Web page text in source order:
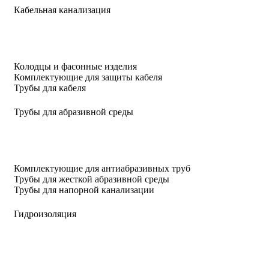
Кабельная канализация
Колодцы и фасонные изделия
Комплектующие для защиты кабеля
Трубы для кабеля
Трубы для абразивной среды
Комплектующие для антиабразивных труб
Трубы для жесткой абразивной среды
Трубы для напорной канализации
Гидроизоляция